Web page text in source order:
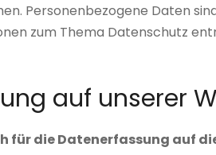
Personenbezogene Daten
zum Thema Datenschutz
auf unserer
für die Datenerfassung auf